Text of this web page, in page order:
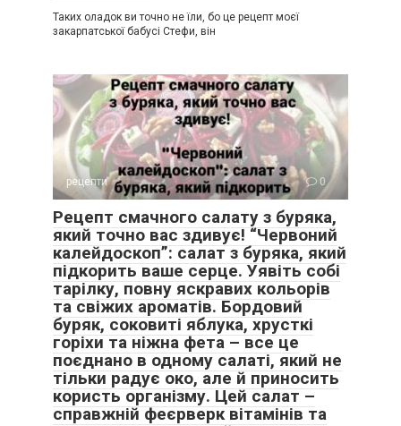
Таких оладок ви точно не їли, бо це рецепт моєї
закарпатської бабусі Стефи, він
рецепти 0
Рецепт смачного салату з буряка,
який точно вас здивує! “Червоний
калейдоскоп”: салат з буряка, який
підкорить ваше серце. Уявіть собі
тарілку, повну яскравих кольорів
та свіжих ароматів. Бордовий
буряк, соковиті яблука, хрусткі
горіхи та ніжна фета – все це
поєднано в одному салаті, який не
тільки радує око, але й приносить
користь організму. Цей салат –
справжній феєрверк вітамінів та